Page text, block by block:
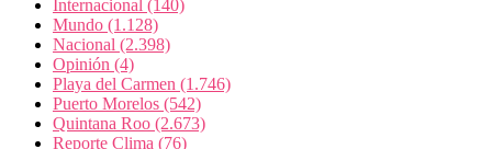
Internacional (140)
Mundo (1.128)
Nacional (2.398)
Opinión (4)
Playa del Carmen (1.746)
Puerto Morelos (542)
Quintana Roo (2.673)
Reporte Clima (76)